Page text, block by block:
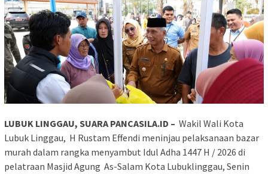
LUBUK LINGGAU, SUARA PANCASILA.ID – Wakil Wali Kota
Lubuk Linggau, H Rustam Effendi meninjau pelaksanaan bazar
murah dalam rangka menyambut Idul Adha 1447 H / 2026 di
pelatraan Masjid Agung As-Salam Kota Lubuklinggau, Senin